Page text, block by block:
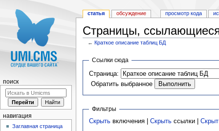
Страницы,
←Краткое описание таблиц БД
Ссылки сюда
Страница:
Обратить выбранное
Фильтры
Скрыть включения |Скрыть ссылки |
статья обсуждение просмотр кода
поиск
навигация
Заглавная страница